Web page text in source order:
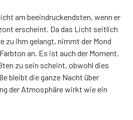
am beeindruckendsten, wenn er
erscheint. Da das Licht seitlich
zu ihm gelangt, nimmt der Mond
an. Es ist auch der Moment,
zu sein scheint, obwohl dies
bleibt die ganze Nacht über
der Atmosphäre wirkt wie ein